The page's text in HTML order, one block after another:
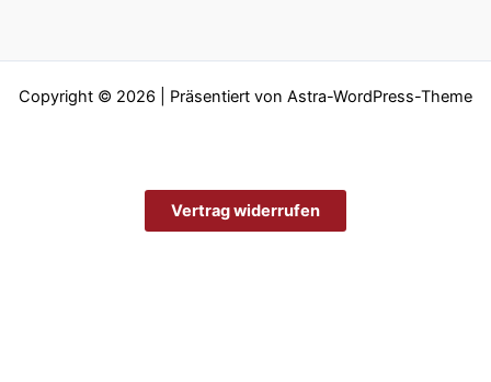
Copyright © 2026 | Präsentiert von Astra-WordPress-Theme
Vertrag widerrufen